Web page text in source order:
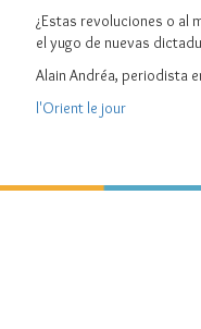
¿Estas revoluciones o al
el yugo de nuevas
Alain Andréa, periodista
l'Orient le jour